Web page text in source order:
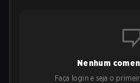
Nenhum
Faça login e seja o